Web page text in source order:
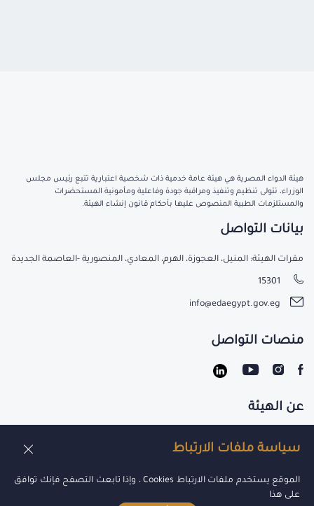
سياسة ملفات الارتباط
الموقع يستخدم ملفات الارتباط Cookies ، وإذا تابعت التصفح فإنك توافق
على هذا
هيئة الدواء المصرية هي هيئة عامة خدمية ذات شخصية اعتبارية تتبع رئيس مجلس
الوزراء، تتولى تنظيم وتنفيذ ومراقبة جودة وفاعلية ومأمونية المستحضرات
والمستلزمات الطبية المنصوص عليها بأحكام قانون إنشاء الهيئة.
عن الهيئة
بيانات التواصل
مقرات الهيئة: المنيل، العجوزة، الهرم، المعادي، المنصورية -العاصمة الجديدة
15301
info@edaegypt.gov.eg
منصات التواصل